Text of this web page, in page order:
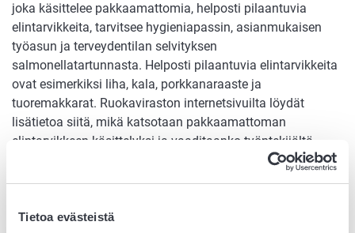
Tietoa evästeistä
joka käsittelee pakkaamattomia, helposti pilaantuvia
elintarvikkeita, tarvitsee hygieniapassin, asianmukaisen
työasun ja terveydentilan selvityksen
salmonellatartunnasta. Helposti pilaantuvia elintarvikkeita
ovat esimerkiksi liha, kala, porkkanaraaste ja
tuoremakkarat. Ruokaviraston internetsivuilta löydät
lisätietoa siitä, mikä katsotaan pakkaamattoman
elintarvikkeen käsittelyksi ja vaaditaanko työntekijältä
oman toiminnan riskinhallintajärjestelmä. Kuvaa siihen